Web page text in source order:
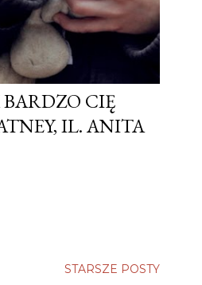
BARDZO CIĘ
IL. ANITA
STARSZE POSTY